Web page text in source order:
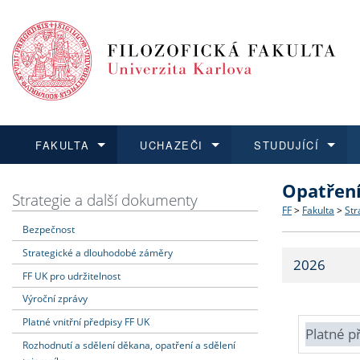
FAKULTA
Dozvědět se více
Struktura
Strategie
Fakultní
UCHAZEČI
Podat přihlášku
Co
Učitelské
STUDUJÍCÍ
Dozvědět se více
Dozvědět se více
O vědě a
Dozvědět se více
Aktuální
Strategie a další dokumenty
Bezpečnost
Strategické a dlouhodobé záměry
FF UK pro udržitelnost
Výroční zprávy
Platné vnitřní předpisy FF UK
Rozhodnutí a sdělení děkana, opatření a sdělení
FF > Fakulta >
2026
Platné